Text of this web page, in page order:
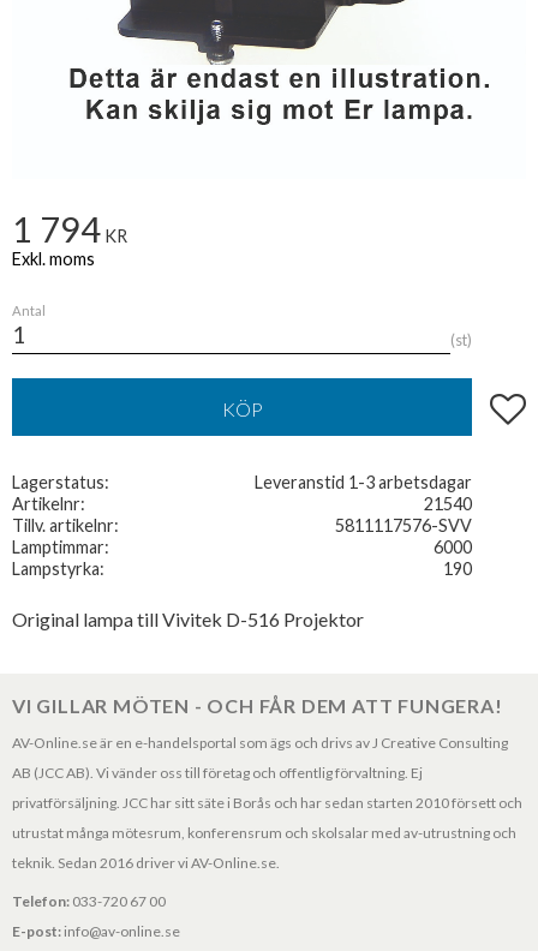
1 794 KR
Antal
st
KÖP Lägg
Lagerstatus
Leveranstid 1-3 arbetsdagar
Artikelnr
21540
Tillv. artikelnr
5811117576-SVV
Lamptimmar
6000
Lampstyrka
190
Original lampa till Vivitek D-516 Projektor
VI GILLAR MÖTEN - OCH FÅR DEM ATT FUNGERA!
AV-Online.se är en e-handelsportal som ägs och drivs av J Creative Consulting
AB (JCC AB). Vi vänder oss till företag och offentlig förvaltning. Ej
privatförsäljning. JCC har sitt säte i Borås och har sedan starten 2010 försett och
utrustat många mötesrum, konferensrum och skolsalar med av-utrustning och
teknik. Sedan 2016 driver vi AV-Online.se.
Telefon: 033-720 67 00
E-post: info@av-online.se